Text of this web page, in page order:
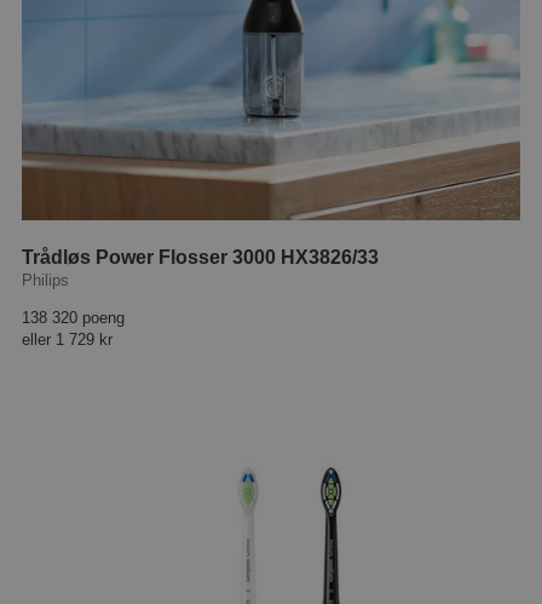
Trådløs Power Flosser 3000 HX3826/33
Philips
138 320 poeng
eller 1 729 kr